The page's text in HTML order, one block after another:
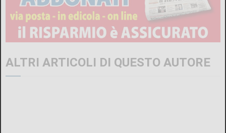
ALTRI ARTICOLI DI QUESTO AUTORE